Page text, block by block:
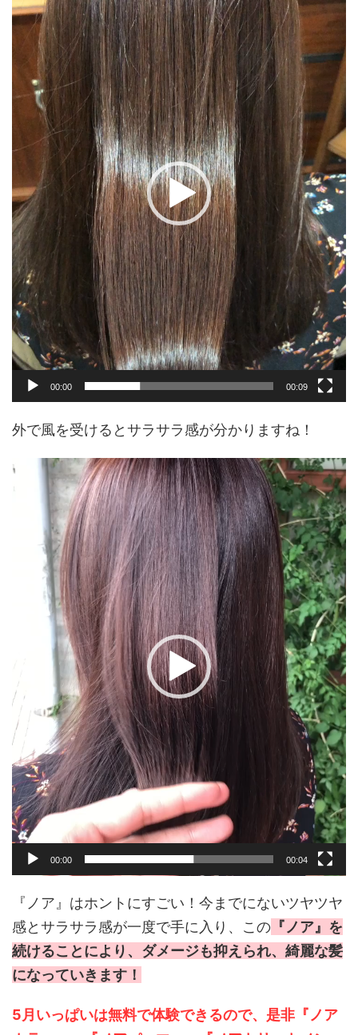
画
プ
ー
ヤ
ー
00:00 00:09
外で風を受けるとサラサラ感が分かりますね！
動
00:00 00:04
『ノア』はホントにすごい！今までにないツヤツヤ
感とサラサラ感が一度で手に入り、この 『ノア』を
続けることにより、ダメージも抑えられ、綺麗な髪
になっていきます！
5月いっぱいは無料で体験できるので、是非『ノア